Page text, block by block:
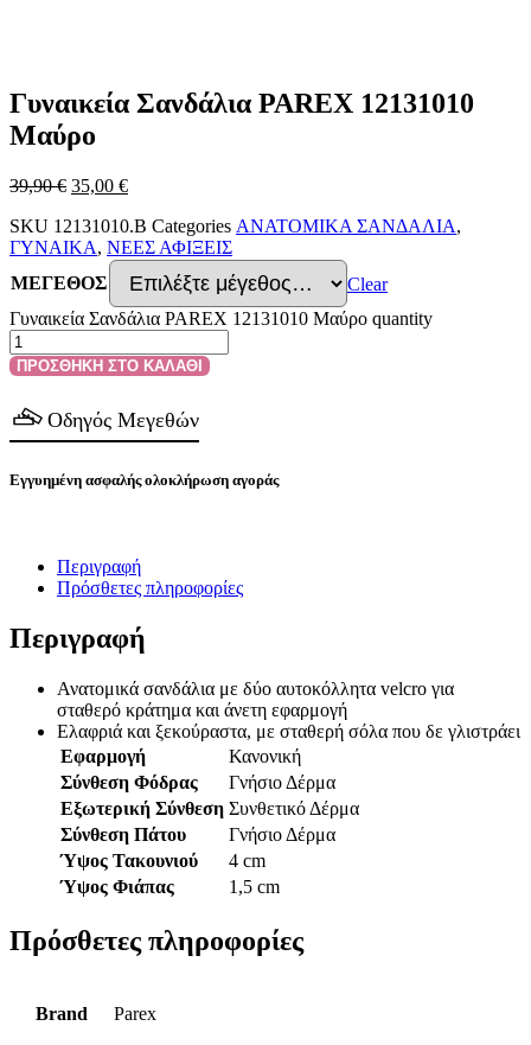
Γυναικεία Σανδάλια PAREX 12131010
Μαύρο
39,90€ 35,00 €
SKU 12131010.B Categories ΑΝΑΤΟΜΙΚΑ ΣΑΝΔΑΛΙΑ,
ΓΥΝΑΙΚΑ, ΝΕΕΣ ΑΦΙΞΕΙΣ
ΜΕΓΕΘΟΣ
Clear
Γυναικεία Σανδάλια PAREX 12131010 Μαύρο quantity
ΠΡΟΣΘΗΚΗ ΣΤΟ ΚΑΛΑΘΙ
Οδηγός Μεγεθών
Εγγυημένη ασφαλής ολοκλήρωση αγοράς
Περιγραφή
Πρόσθετες πληροφορίες
Περιγραφή
Ανατομικά σανδάλια με δύο αυτοκόλλητα velcro για
σταθερό κράτημα και άνετη εφαρμογή
Ελαφριά και ξεκούραστα, με σταθερή σόλα που δε γλιστράει
Εφαρμογή
Κανονική
Σύνθεση Φόδρας
Γνήσιο Δέρμα
Εξωτερική Σύνθεση Συνθετικό Δέρμα
Σύνθεση Πάτου
Γνήσιο Δέρμα
Ύψος Τακουνιού
4 cm
Ύψος Φιάπας
1,5 cm
Πρόσθετες πληροφορίες
Brand Parex